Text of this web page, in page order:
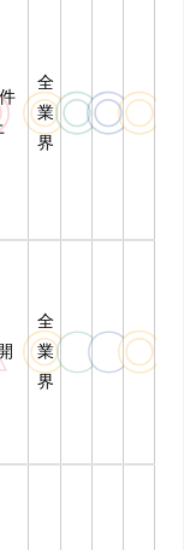
◎
全
業
界
◎◎◎
◎
全
業
界
〇〇◎